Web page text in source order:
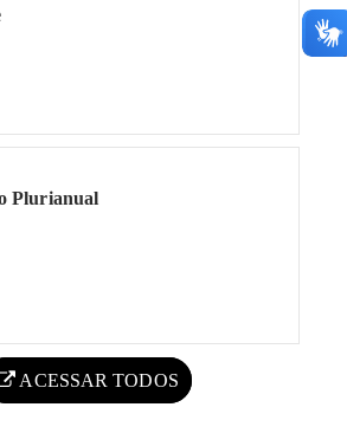
Plurianual
ACESSAR TODOS